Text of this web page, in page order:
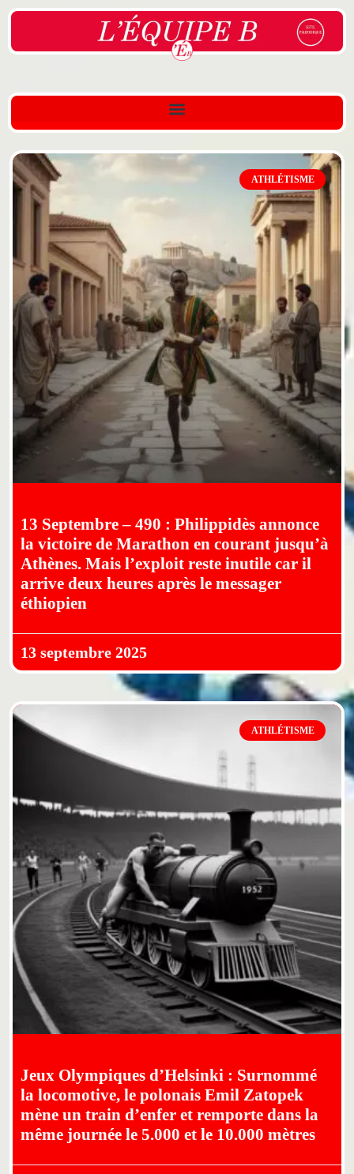
ATHLÉTISME
13 Septembre – 490 : Philippidès annonce
la victoire de Marathon en courant jusqu’à
Athènes. Mais l’exploit reste inutile car il
arrive deux heures après le messager
éthiopien
13 septembre 2025
ATHLÉTISME
Jeux Olympiques d’Helsinki : Surnommé
la locomotive, le polonais Emil Zatopek
mène un train d’enfer et remporte dans la
même journée le 5.000 et le 10.000 mètres